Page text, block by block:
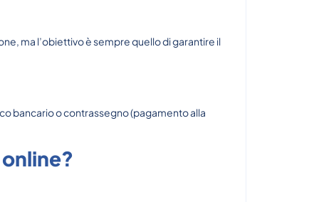
ma l’obiettivo è sempre quello di garantire il
bancario o contrassegno (pagamento alla